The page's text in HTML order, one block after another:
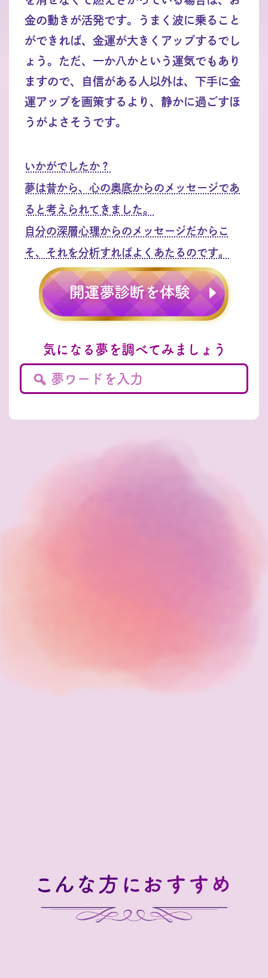
金の動きが活発です。うまく波に乗ること
ができれば、金運が大きくアップするでし
ょう。ただ、一か八かという運気でもあり
ますので、自信がある人以外は、下手に金
運アップを画策するより、静かに過ごすほ
うがよさそうです。
いかがでしたか？
夢は昔から、心の奥底からのメッセージであ
ると考えられてきました。
自分の深層心理からのメッセージだからこ
そ、それを分析すればよくあたるのです。
気になる夢を調べてみましょう